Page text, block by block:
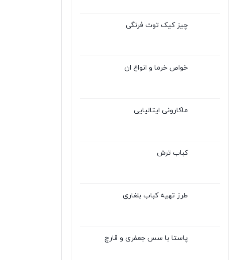
چیز کیک توت فرنگی
خواص خرما و انواع ان
ماکارونی ایتالیایی
کباب ترش
طرز تهیه کباب بلغاری
پاستا با سس جعفری و قارچ